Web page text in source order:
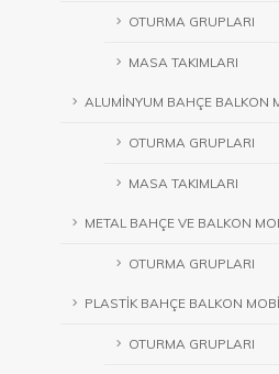
OTURMA GRUPLARI
MASA TAKIMLARI
ALUMİNYUM BAHÇE BALKON
OTURMA GRUPLARI
MASA TAKIMLARI
METAL BAHÇE VE BALKON
OTURMA GRUPLARI
PLASTİK BAHÇE BALKON
OTURMA GRUPLARI